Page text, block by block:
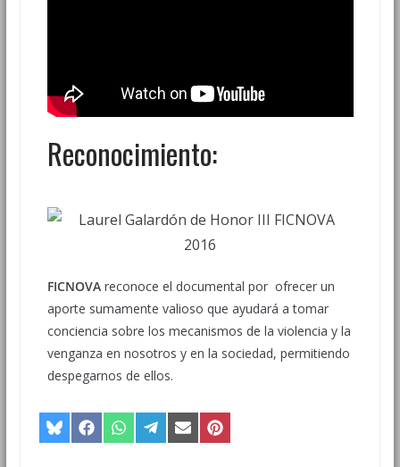
Reconocimiento:
FICNOVAreconoce el documental por ofrecer un
aporte sumamente valioso que ayudará a tomar
conciencia sobre los mecanismos de la violencia y la
venganza en nosotros y en la sociedad, permitiendo
despegarnos de ellos.